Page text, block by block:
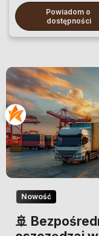
Powiadom o
dostępności
Nowość
🚢